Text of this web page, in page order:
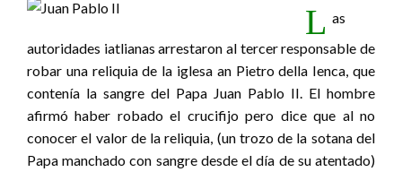
L as
autoridades iatlianas arrestaron al tercer responsable de
robar una reliquia de la iglesa an Pietro della Ienca, que
contenía la sangre del Papa Juan Pablo II. El hombre
afirmó haber robado el crucifijo pero dice que al no
conocer el valor de la reliquia, (un trozo de la sotana del
Papa manchado con sangre desde el día de su atentado)